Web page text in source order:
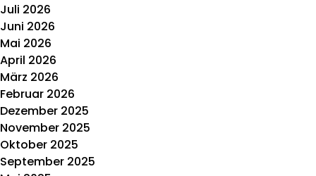
Juli 2026
Juni 2026
Mai 2026
April 2026
März 2026
Februar 2026
Dezember 2025
November 2025
Oktober 2025
September 2025